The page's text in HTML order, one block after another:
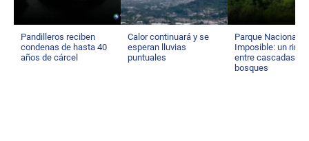
Pandilleros reciben
condenas de hasta 40
años de cárcel
Calor continuará y se
esperan lluvias
puntuales
Parque Nacional El
Imposible: un
entre cascadas y
bosques